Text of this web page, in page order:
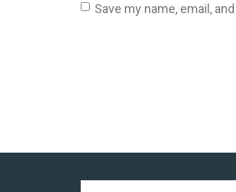
Save my name, email,